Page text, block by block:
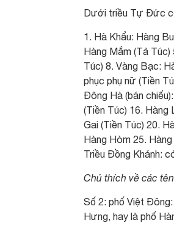
Dưới triều Tự Đức
1. Hà Khẩu: Hàng
Hàng Mắm (Tả
Túc) 8. Vàng Bạc:
phục phụ nữ (Tiền
Đông Hà (bán
(Tiền Túc) 16. Hàng
Gai (Tiền Túc) 20.
Hàng Hòm 25.
Triều Đồng Khánh:
Chú thích về các
Số 2: phố Việt
Hưng, hay là phố